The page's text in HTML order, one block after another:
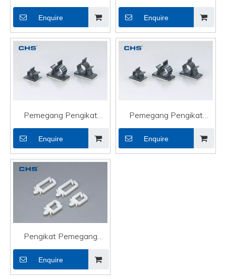
Ikatan Kabel Tersuai
Pelekat Diri CTH-2B
Enquire
Talian Kabel Fleksibel
Hiasan Lampu TM-20
Enquire
Pemegang Pengikat
Kabel Fleksibel Pelekat
Sendiri Hiasan Lampu TS-
1722
Enquire
Pemegang Pengikat
Kabel Fleksibel Pelekat
Hiasan Lampu TS-1013
Enquire
Pengikat Pemegang
Pengikat Kabel Tersuai
Hiasan Lampu SQ-2
Enquire